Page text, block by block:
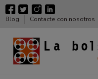
Blog Contacte con nosotros